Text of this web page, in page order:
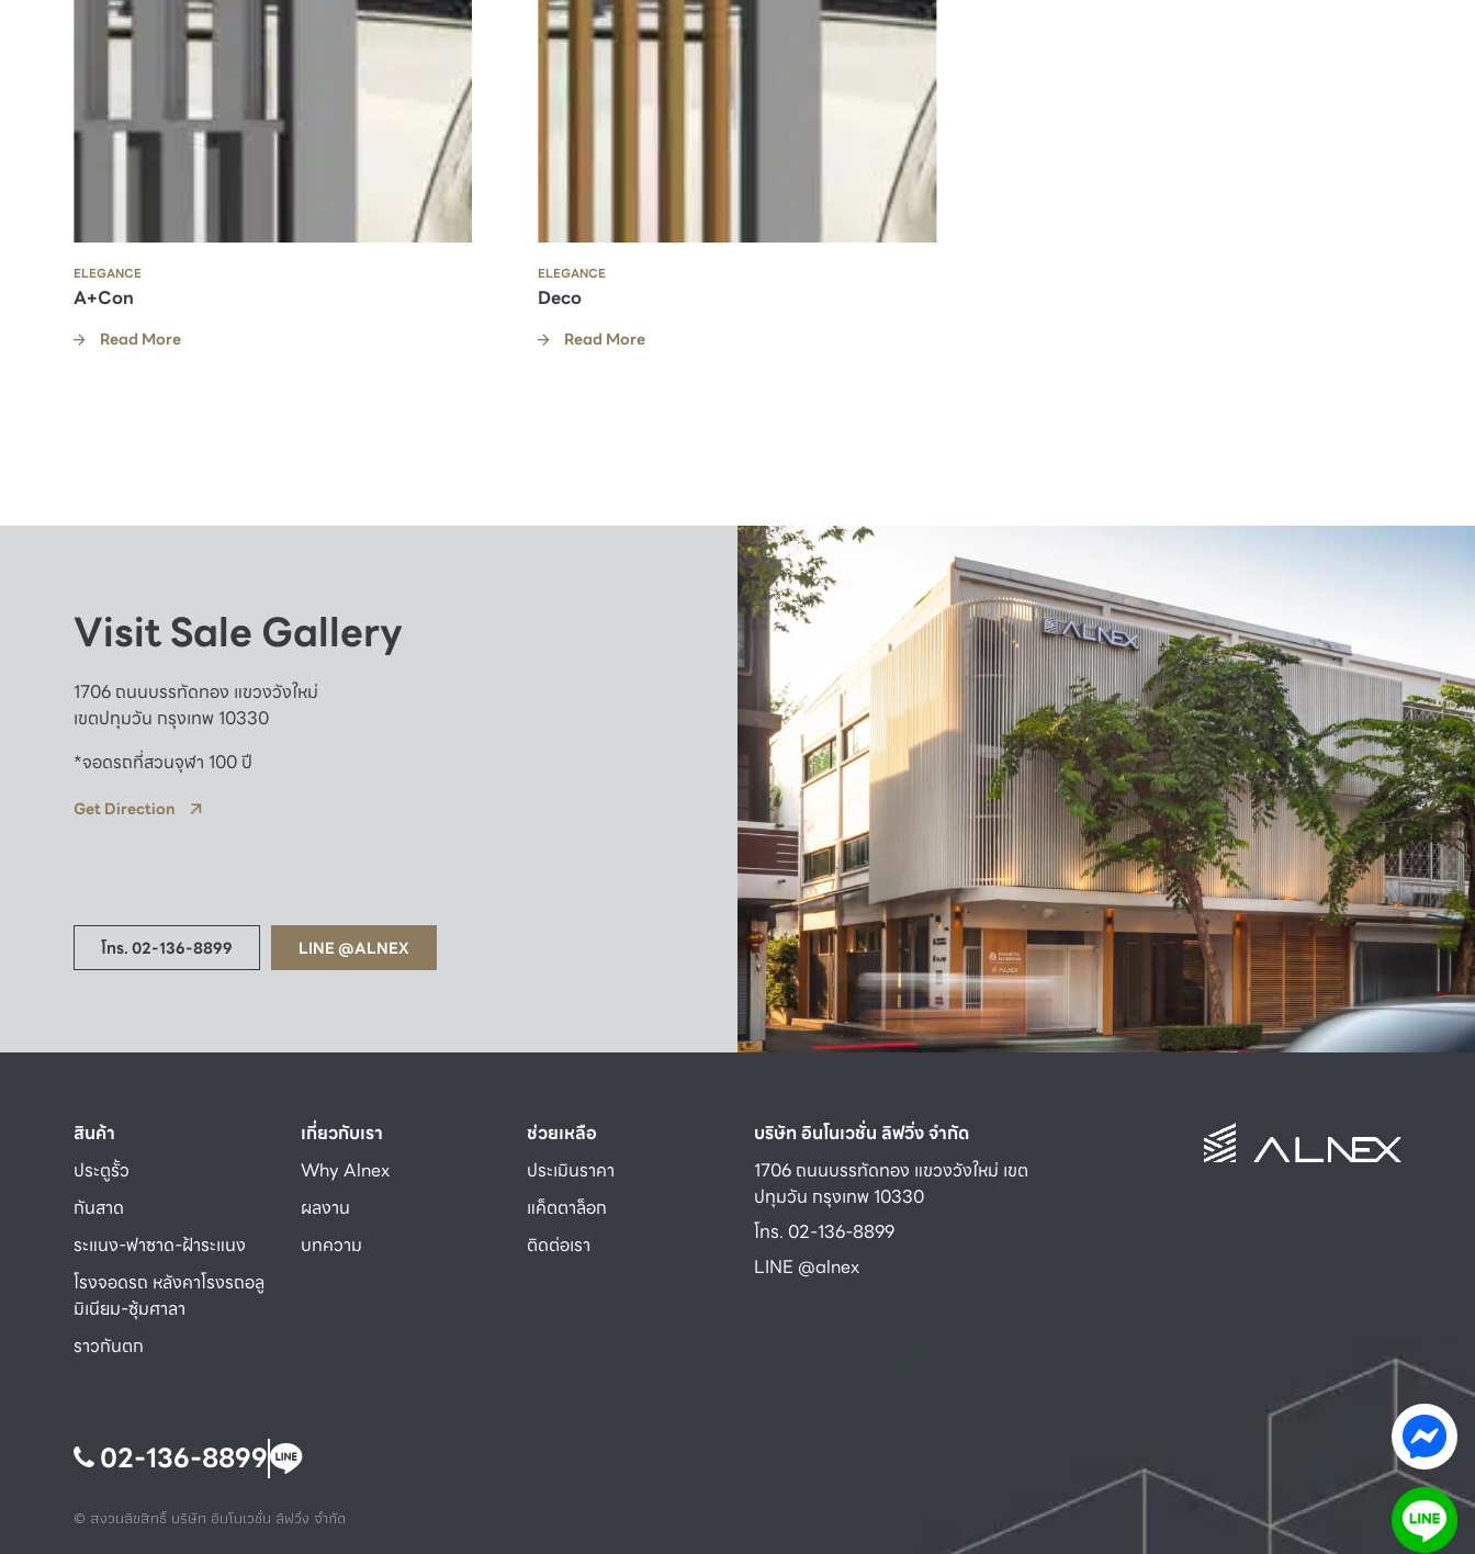
ELEGANCE
A+Con
Read More
ELEGANCE
Deco
Read More
Visit Sale Gallery
1706 ถนนบรรทัดทอง แขวงวังใหม่
เขตปทุมวัน กรุงเทพ 10330
*จอดรถที่สวนจุฬา 100 ปี
Get Direction
โทร. 02-136-8899 LINE @ALNEX
สินค้า
ประตูรั้ว
กันสาด
ระแนง-ฟาซาด-ฝ้าระแนง
โรงจอดรถ หลังคาโรงรถอลู
มิเนียม-ซุ้มศาลา
ราวกันตก
เกี่ยวกับเรา
Why Alnex
ผลงาน
บทความ
ช่วยเหลือ
ประเมินราคา
แค็ตตาล็อก
ติดต่อเรา
บริษัท อินโนเวชั่น ลิฟวิ่ง จำกัด
1706 ถนนบรรทัดทอง แขวงวังใหม่ เขต
ปทุมวัน กรุงเทพ 10330
โทร. 02-136-8899
LINE @alnex
02-136-8899
© สงวนลิขสิทธิ์ บริษัท อินโนเวชั่น ลิฟวิ่ง จำกัด